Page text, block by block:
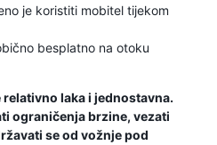
je koristiti mobitel tijekom
besplatno na otoku
laka i jednostavna.
ograničenja brzine, vezati
se od vožnje pod